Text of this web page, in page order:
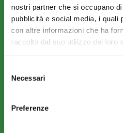
nostri partner che si occupano
pubblicità e social media, i quali
con altre informazioni che ha
raccolto dal suo utilizzo dei loro
delNecessari
Preferenze
Strumenti
COMUNICAZIONI
Eventi